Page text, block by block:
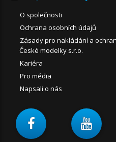
O společnosti
Ochrana osobních údajů
Zásady pro nakládání a
České modelky s.r.o.
Kariéra
Pro média
Napsali o nás